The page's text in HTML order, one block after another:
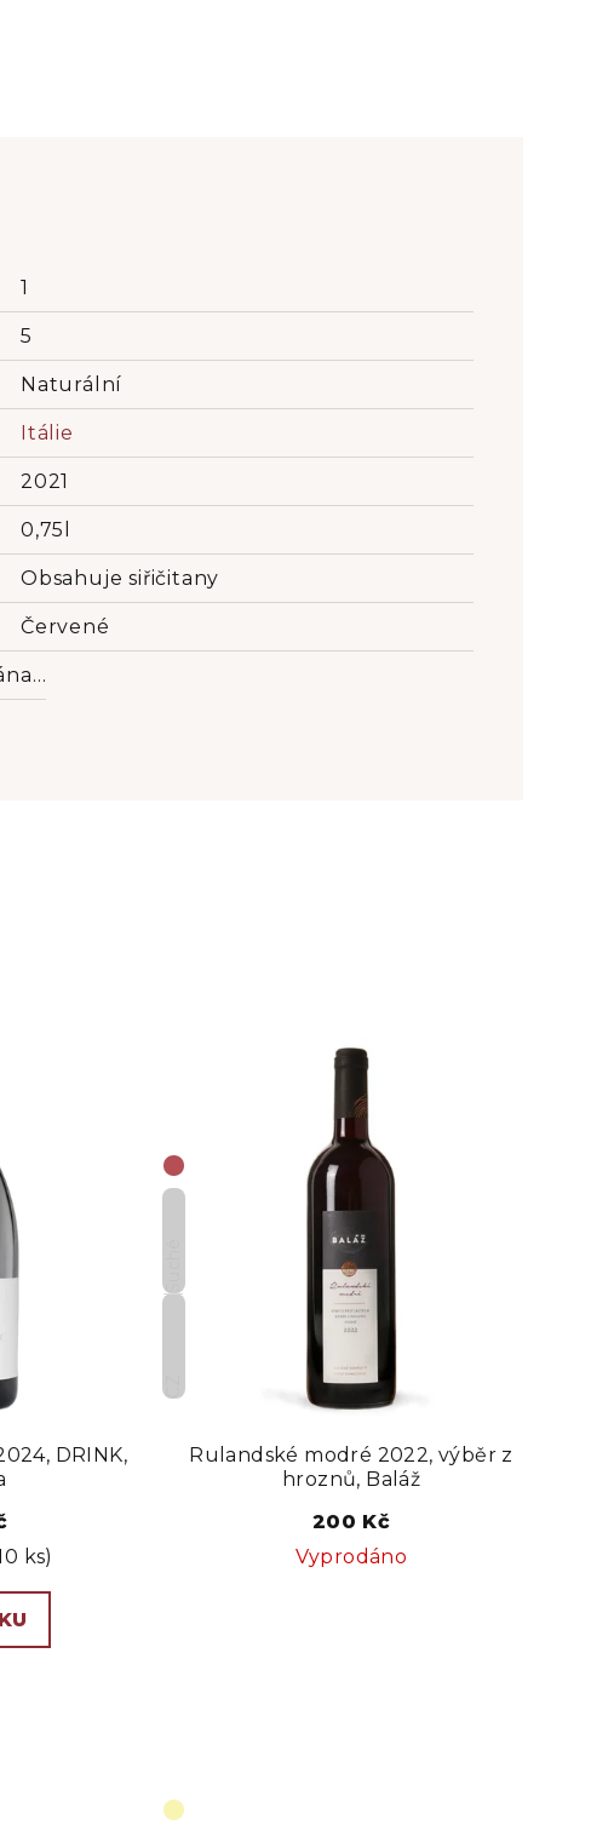
1
5
Naturální
Itálie
2021
0,75l
Obsahuje siřičitany
Červené
DRINK,
ks)
CZ
Rulandské modré 2022, výběr z
hroznů, Baláž
200 Kč
Vyprodáno